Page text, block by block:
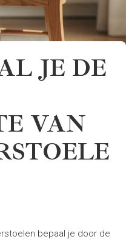
JE DE
VAN
bepaal je door de